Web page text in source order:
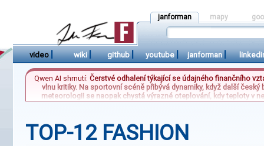
janforman mapy
video | wiki | github | youtube | janforman |
Qwen AI shrnutí:Čerstvé odhalení týkající se údajného finančního
vlnu kritiky. Na sportovní scéně přibývá dynamiky, když další
meteorologii se naopak chystá výrazné oteplování, kdy teploty v
sportovních přestupů, politických skandálů a
TOP-12 FASHION